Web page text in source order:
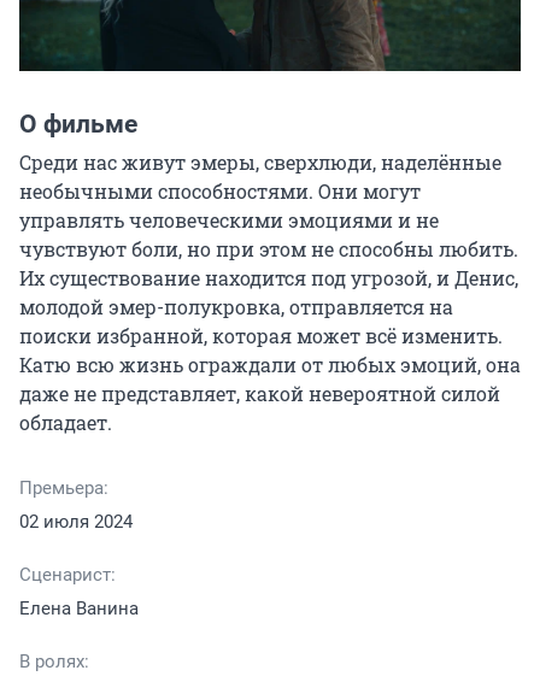
О фильме
Среди нас живут эмеры, сверхлюди, наделённые
необычными способностями. Они могут
управлять человеческими эмоциями и не
чувствуют боли, но при этом не способны любить.
Их существование находится под угрозой, и Денис,
молодой эмер-полукровка, отправляется на
поиски избранной, которая может всё изменить.
Катю всю жизнь ограждали от любых эмоций, она
даже не представляет, какой невероятной силой
обладает.
Премьера:
02 июля 2024
Сценарист:
Елена Ванина
В ролях: